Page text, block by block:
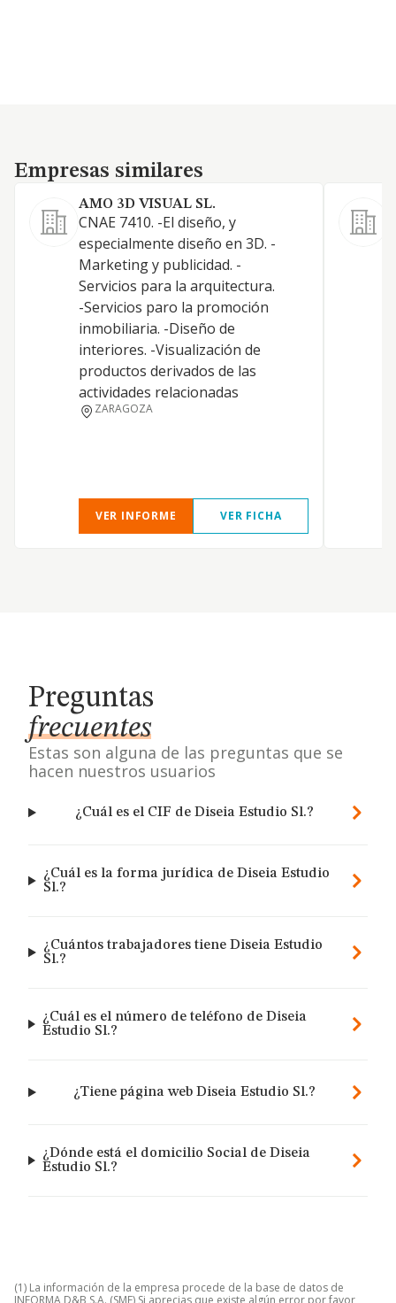
Empresas similares
Empresas similares
AMO 3D VISUAL SL.
CNAE 7410. -El diseño, y
especialmente diseño en 3D. -
Marketing y publicidad. -
Servicios para la arquitectura.
-Servicios paro la promoción
inmobiliaria. -Diseño de
interiores. -Visualización de
productos derivados de las
actividades relacionadas
ZARAGOZA
VER INFORME VER FICHA
Preguntas
frecuentes
Estas son alguna de las preguntas que se
hacen nuestros usuarios
¿Cuál es el CIF de Diseia Estudio Sl.?
¿Cuál es la forma jurídica de Diseia Estudio
Sl.?
¿Cuántos trabajadores tiene Diseia Estudio
Sl.?
¿Cuál es el número de teléfono de Diseia
Estudio Sl.?
¿Tiene página web Diseia Estudio Sl.?
¿Dónde está el domicilio Social de Diseia
Estudio Sl.?
(1) La información de la empresa procede de la base de datos de
INFORMA D&B S.A. (SME) Si aprecias que existe algún error por favor